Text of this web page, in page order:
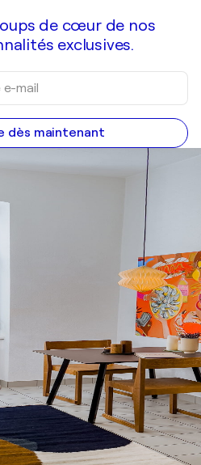
de cœur de nos
exclusives.
dès maintenant